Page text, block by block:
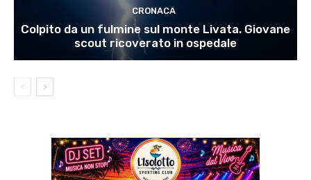
CRONACA
Colpito da un fulmine sul monte Livata. Giovane
scout ricoverato in ospedale